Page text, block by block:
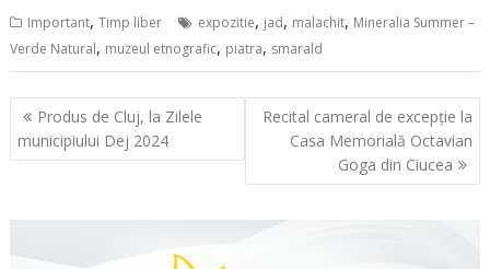
Important,Timp liber expozitie, jad, malachit, Mineralia Summer –
Verde Natural, muzeul etnografic, piatra, smarald
Navigare
în
articole
Produs de Cluj, la Zilele
municipiului Dej 2024
Recital cameral de excepție la
Casa Memorială Octavian
Goga din Ciucea